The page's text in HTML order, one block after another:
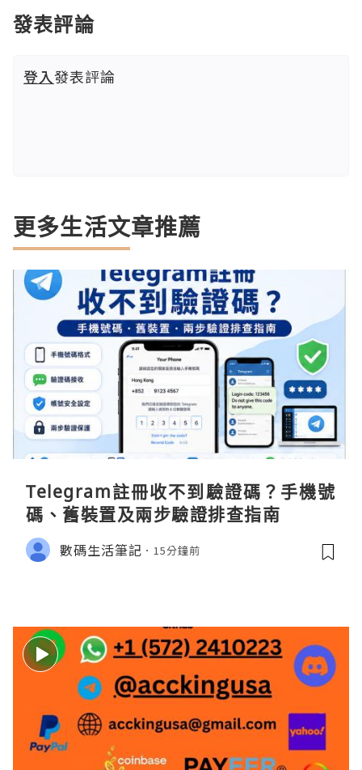
發表評論
登入發表評論
更多生活文章推薦
Telegram註冊收不到驗證碼？手機號
碼、舊裝置及兩步驗證排查指南
數碼生活筆記 15分鐘前